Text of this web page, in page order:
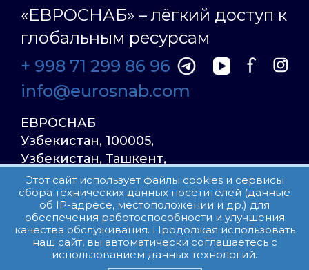
«ЕВРОСНАБ» – лёгкий доступ к
глобальным ресурсам
+ 998 71 299 86 96
info@eurosnab.com
ЕВРОСНАБ
Узбекистан, 100005,
Узбекистан, Ташкент,
Улица Фаргона Йули
23, дом 31
Все права защищены.
Пользовательское соглашение
Этот сайт использует файлы cookies и сервисы
сбора технических данных посетителей (данные
об IP-адресе, местоположении и др.) для
обеспечения работоспособности и улучшения
качества обслуживания. Продолжая использовать
наш сайт, вы автоматически соглашаетесь с
использованием данных технологий.